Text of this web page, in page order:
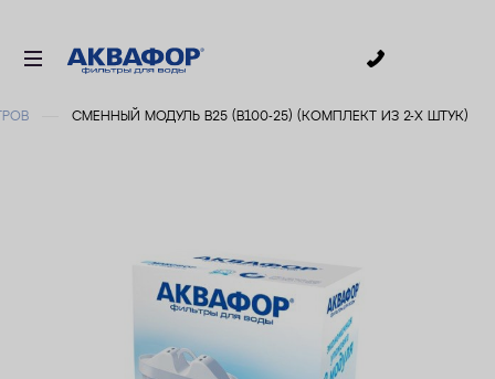
СМЕННЫЙ МОДУЛЬ В25 (В100-25) (КОМПЛЕКТ ИЗ 2-Х ШТУК)